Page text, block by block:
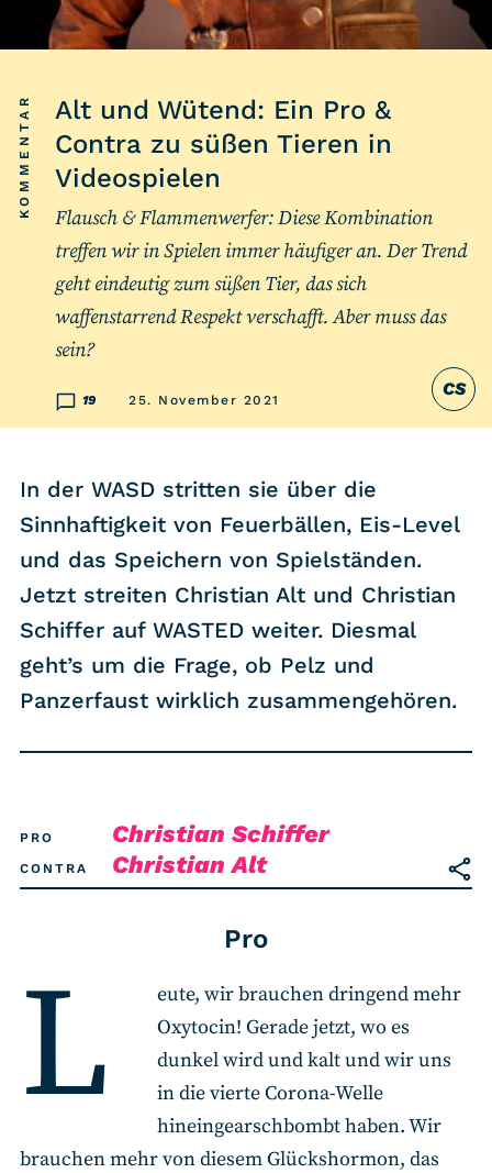
Listicle
Hören
Alle Podcasts
WASTED WEEKLY
Portfolio Royal
Redebedarf
Top 5
RSS-Feed
Alt und Wütend: Ein Pro &
Contra zu süßen Tieren in
Videospielen
Flausch & Flammenwerfer: Diese Kombination
treffen wir in Spielen immer häufiger an. Der Trend
geht eindeutig zum süßen Tier, das sich
waffenstarrend Respekt verschafft. Aber muss das
sein?
19 25. November 2021
KOMMENTAR
CS
In der WASD stritten sie über die
Sinnhaftigkeit von Feuerbällen, Eis-Level
und das Speichern von Spielständen.
Jetzt streiten Christian Alt und Christian
Schiffer auf WASTED weiter. Diesmal
geht’s um die Frage, ob Pelz und
Panzerfaust wirklich zusammengehören.
PRO Christian Schiffer
CONTRA Christian Alt
Pro
L
eute, wir brauchen dringend mehr
Oxytocin! Gerade jetzt, wo es
dunkel wird und kalt und wir uns
in die vierte Corona-Welle
hineingearschbombt haben. Wir
brauchen mehr von diesem Glückshormon, das